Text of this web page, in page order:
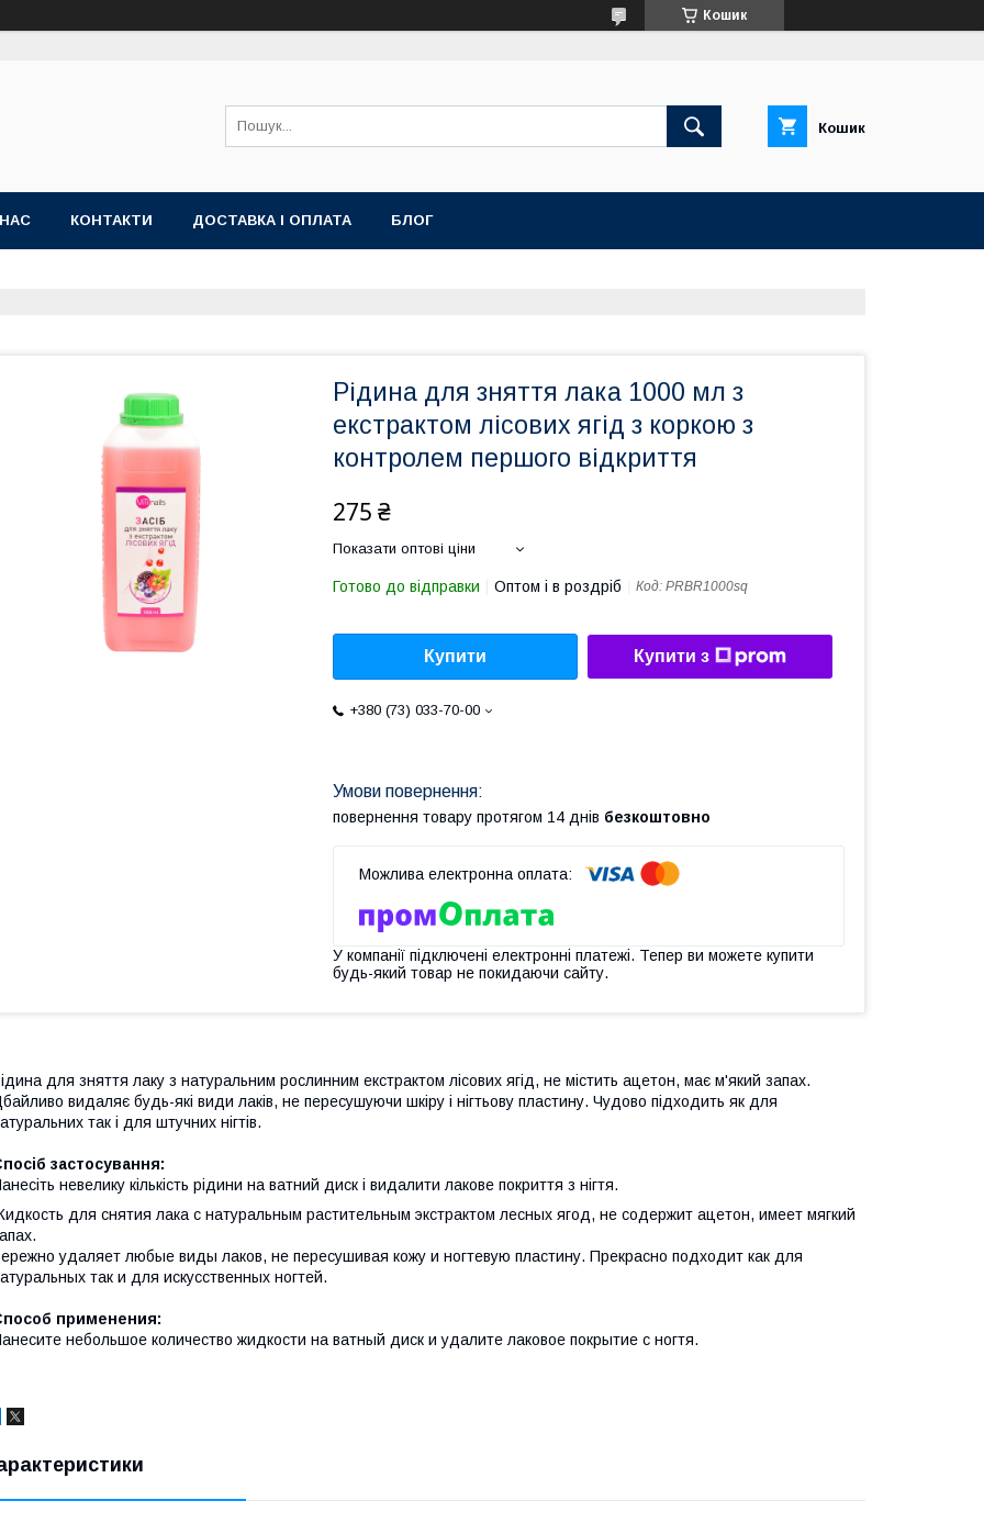
Кошик
Кошик
КОНТАКТИ ДОСТАВКА І ОПЛАТА БЛОГ
Рідина для зняття лака 1000 мл з
екстрактом лісових ягід з коркою з
контролем першого відкриття
275 ₴
Показати оптові ціни
Готово до відправки Оптом і в роздріб Код: PRBR1000sq
Купити Купити з
+380 (73) 033-70-00
повернення товару протягом 14 днів безкоштовно
У компанії підключені електронні платежі. Тепер ви можете купити
будь-який товар не покидаючи сайту.
для зняття лаку з натуральним рослинним екстрактом лісових ягід, не містить ацетон, має м'який запах.
видаляє будь-які види лаків, не пересушуючи шкіру і нігтьову пластину. Чудово підходить як для
так і для штучних нігтів.
застосування:
невелику кількість рідини на ватний диск і видалити лакове покриття з нігтя.
для снятия лака с натуральным растительным экстрактом лесных ягод, не содержит ацетон, имеет мягкий
удаляет любые виды лаков, не пересушивая кожу и ногтевую пластину. Прекрасно подходит как для
так и для искусственных ногтей.
применения:
небольшое количество жидкости на ватный диск и удалите лаковое покрытие с ногтя.